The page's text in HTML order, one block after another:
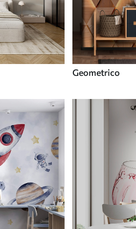
Geometrico